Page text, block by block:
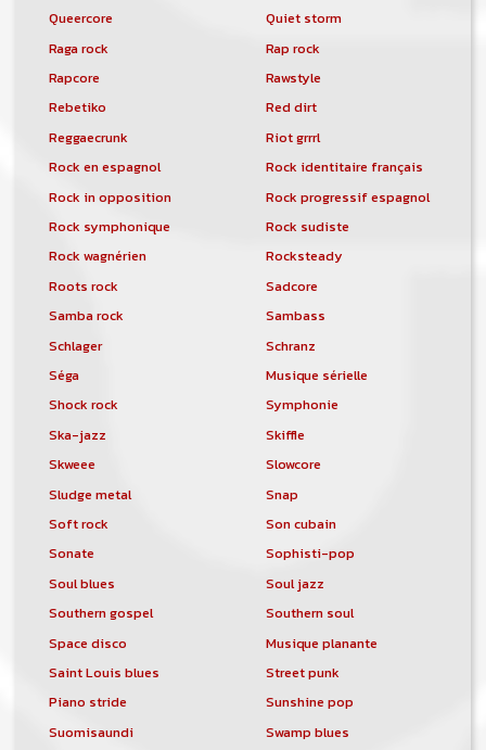
Queercore
Quiet storm
Raga rock
Rap rock
Rapcore
Rawstyle
Rebetiko
Red dirt
Reggaecrunk
Riot grrrl
Rock en espagnol
Rock identitaire français
Rock in opposition
Rock progressif espagnol
Rock symphonique
Rock sudiste
Rock wagnérien
Rocksteady
Roots rock
Sadcore
Samba rock
Sambass
Schlager
Schranz
Séga
Musique sérielle
Shock rock
Symphonie
Ska-jazz
Skiffle
Skweee
Slowcore
Sludge metal
Snap
Soft rock
Son cubain
Sonate
Sophisti-pop
Soul blues
Soul jazz
Southern gospel
Southern soul
Space disco
Musique planante
Saint Louis blues
Street punk
Piano stride
Sunshine pop
Suomisaundi
Swamp blues